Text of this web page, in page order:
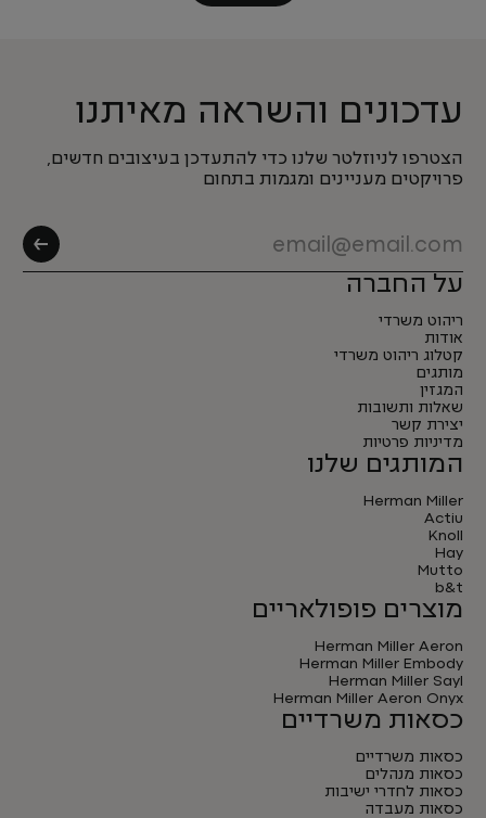
עדכונים והשראה מאיתנו
הצטרפו לניוזלטר שלנו כדי להתעדכן בעיצובים חדשים,
פרויקטים מעניינים ומגמות בתחום
על החברה
ריהוט משרדי
אודות
קטלוג ריהוט משרדי
מותגים
המגזין
שאלות ותשובות
יצירת קשר
מדיניות פרטיות
המותגים שלנו
Herman Miller
Actiu
Knoll
Hay
Mutto
b&t
מוצרים פופולאריים
Herman Miller Aeron
Herman Miller Embody
Herman Miller Sayl
Herman Miller Aeron Onyx
כסאות משרדיים
כסאות משרדיים
כסאות מנהלים
כסאות לחדרי ישיבות
כסאות מעבדה